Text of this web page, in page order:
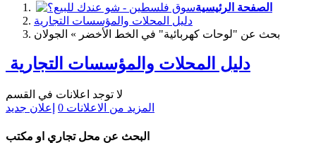
الصفحة الرئيسية
دليل المحلات والمؤسسات التجارية
بحث عن "لوحات كهربائية" في الخط الأخضر » الجولان
دليل المحلات والمؤسسات التجارية
لا توجد اعلانات في القسم
المزيد من الاعلانات 0 إعلان جديد
البحث عن محل تجاري او مكتب